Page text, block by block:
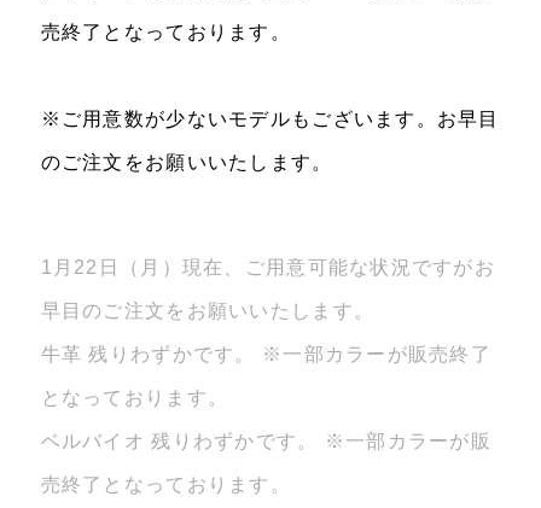
売終了となっております。
※ご用意数が少ないモデルもございます。お早目
のご注文をお願いいたします。
1月22日（月）現在、ご用意可能な状況ですがお
早目のご注文をお願いいたします。
牛革 残りわずかです。 ※一部カラーが販売終了
となっております。
ベルバイオ 残りわずかです。 ※一部カラーが販
売終了となっております。